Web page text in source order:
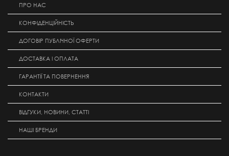
ПРО НАС
КОНФІДЕНЦІЙНІСТЬ
ДОГОВІР ПУБЛІЧНОЇ ОФЕРТИ
ДОСТАВКА І ОПЛАТА
ГАРАНТІЇ ТА ПОВЕРНЕННЯ
КОНТАКТИ
ВІДГУКИ, НОВИНИ, СТАТТІ
НАШІ БРЕНДИ